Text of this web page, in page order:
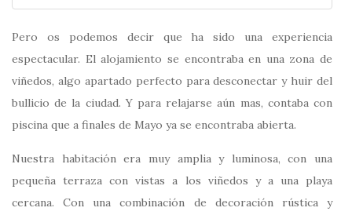
Pero os podemos decir que ha sido una experiencia
espectacular. El alojamiento se encontraba en una zona de
viñedos, algo apartado perfecto para desconectar y huir del
bullicio de la ciudad. Y para relajarse aún mas, contaba con
piscina que a finales de Mayo ya se encontraba abierta.
Nuestra habitación era muy amplia y luminosa, con una
pequeña terraza con vistas a los viñedos y a una playa
cercana. Con una combinación de decoración rústica y